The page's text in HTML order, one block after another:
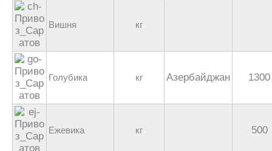
Вишня кг
Голубика кг Азербайджан 1300
Ежевика кг 500